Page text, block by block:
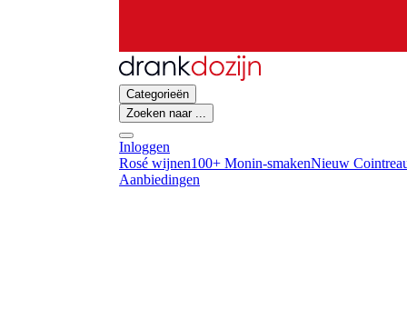
Categorieën
Zoeken naar ...
Inloggen
Rosé wijnen100+ Monin-smakenNieuw
Aanbiedingen